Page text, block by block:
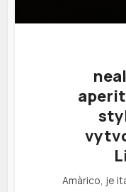
Amàrico, je